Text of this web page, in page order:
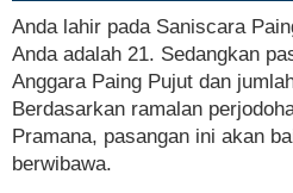
Anda lahir pada Saniscara
Anda adalah 21. Sedangkan
Anggara Paing Pujut dan
Berdasarkan ramalan
Pramana, pasangan ini akan
berwibawa.